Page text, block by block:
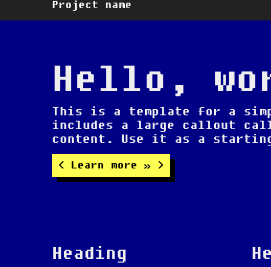
Project name
Hello,
This is a template for a
includes a large callout
content. Use it as a
Learn more »
Heading